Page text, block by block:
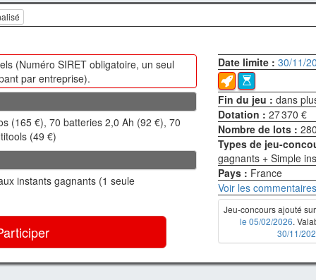
(Numéro SIRET obligatoire, un seul
par entreprise).
(165 €), 70 batteries 2,0 Ah (92 €), 70
(49 €)
instants gagnants (1 seule
Date limite :30/11/
Fin du jeu :dans
Dotation :27 370 €
Nombre de lots :280
Types de jeu-
gagnants + Simple
Pays : France
Voir les commentaires
Jeu-concours ajouté
le 05/02/2026.
30/11/